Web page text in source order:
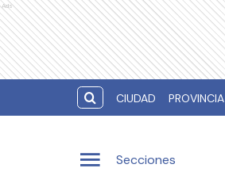
Ads
CIUDAD PROVINCIA
Secciones